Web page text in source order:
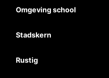
Omgeving school
Stadskern
Rustig